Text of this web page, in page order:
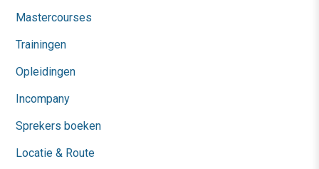
Mastercourses
Trainingen
Opleidingen
Incompany
Sprekers boeken
Locatie & Route